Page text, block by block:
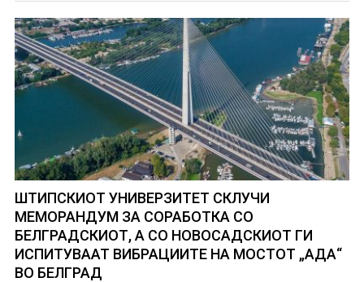
ШТИПСКИОТ УНИВЕРЗИТЕТ СКЛУЧИ
МЕМОРАНДУМ ЗА СОРАБОТКА СО
БЕЛГРАДСКИОТ, А СО НОВОСАДСКИОТ ГИ
ИСПИТУВААТ ВИБРАЦИИТЕ НА МОСТОТ „АДА“
ВО БЕЛГРАД